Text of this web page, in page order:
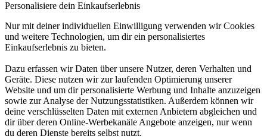
Personalisiere dein Einkaufserlebnis
Nur mit deiner individuellen Einwilligung verwenden wir Cookies
und weitere Technologien, um dir ein personalisiertes
Einkaufserlebnis zu bieten.
Dazu erfassen wir Daten über unsere Nutzer, deren Verhalten und
Geräte. Diese nutzen wir zur laufenden Optimierung unserer
Website und um dir personalisierte Werbung und Inhalte anzuzeigen
sowie zur Analyse der Nutzungsstatistiken. Außerdem können wir
deine verschlüsselten Daten mit externen Anbietern abgleichen und
dir über deren Online-Werbekanäle Angebote anzeigen, nur wenn
du deren Dienste bereits selbst nutzt.